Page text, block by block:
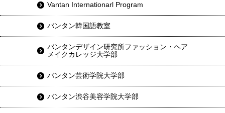
Vantan Internationarl Program
バンタン韓国語教室
バンタンデザイン研究所ファッション・ヘア
メイクカレッジ大学部
バンタン芸術学院大学部
バンタン渋谷美容学院大学部